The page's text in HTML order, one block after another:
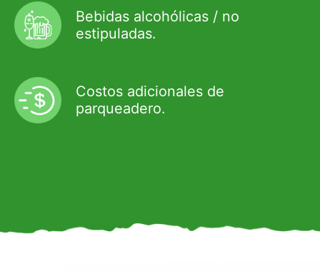
Bebidas alcohólicas / no
estipuladas.
Costos adicionales de
parqueadero.